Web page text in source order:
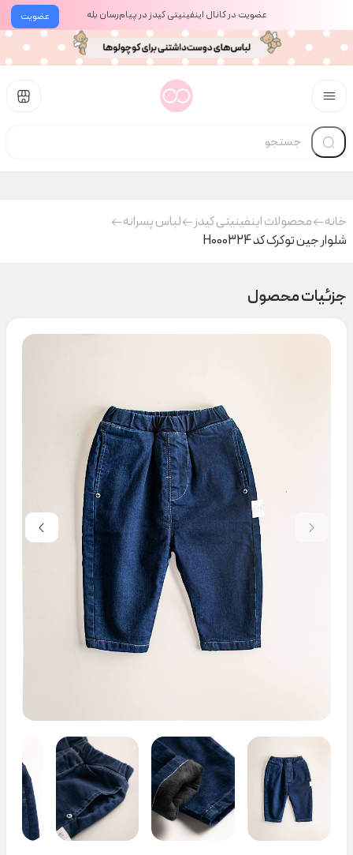
عضویت عضویت در کانال اینفینیتی کیدز در پیام‌رسان بله
خانه محصولات اینفینیتی کیدز
لباس پسرانه
شلوار جین توکرک کد H000324
جزئیات محصول